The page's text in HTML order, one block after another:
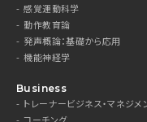
感覚運動科学
動作教育論
発声概論：基礎から応用
機能神経学
Business
トレーナービジネス・マネジメ
コーチング